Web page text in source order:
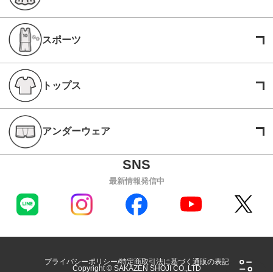
スポーツ
トップス
アンダーウェア
最新情報発信中
プライバシーポリシー 特定商取引法に基づく通販の表記
Copyright © SAKAZEN SHOJI CO.,LTD